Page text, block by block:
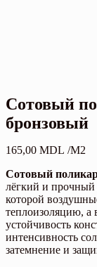
Сотовый
бронзовый
165,00 MDL /М2
Сотовый
лёгкий и прочный
которой
теплоизоляцию, а
устойчивость
интенсивность
затемнение и